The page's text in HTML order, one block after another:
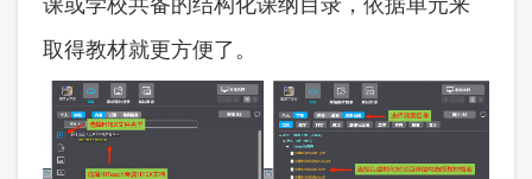
取得教材就更方便了。